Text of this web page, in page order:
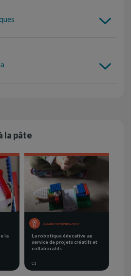
la pâte
la
DOSSIER PRIMÉ PRIX LAMAP
La robotique éducative au
service de projets créatifs et
collaboratifs
C1